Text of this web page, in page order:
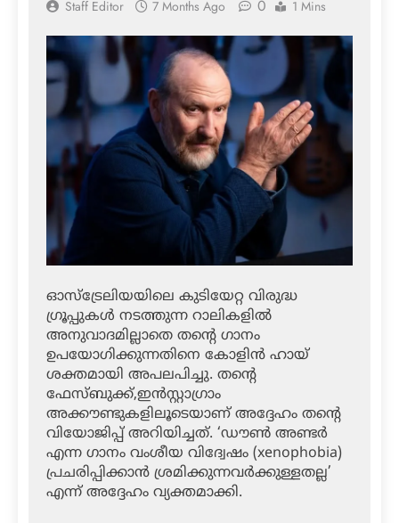
Staff Editor 7 Months Ago 0 1 Mins
ഓസ്ട്രേലിയയിലെ കുടിയേറ്റ വിരുദ്ധ
ഗ്രൂപ്പുകള്‍ നടത്തുന്ന റാലികളില്‍
അനുവാദമില്ലാതെ തന്റെ ഗാനം
ഉപയോഗിക്കുന്നതിനെ കോളിന്‍ ഹായ്
ശക്തമായി അപലപിച്ചു. തന്റെ
ഫേസ്ബുക്ക്,ഇന്‍സ്റ്റാഗ്രാം
അക്കൗണ്ടുകളിലൂടെയാണ് അദ്ദേഹം തന്റെ
വിയോജിപ്പ് അറിയിച്ചത്. ‘ഡൗണ്‍ അണ്ടര്‍
എന്ന ഗാനം വംശീയ വിദ്വേഷം (xenophobia)
പ്രചരിപ്പിക്കാന്‍ ശ്രമിക്കുന്നവര്‍ക്കുള്ളതല്ല’
എന്ന് അദ്ദേഹം വ്യക്തമാക്കി.